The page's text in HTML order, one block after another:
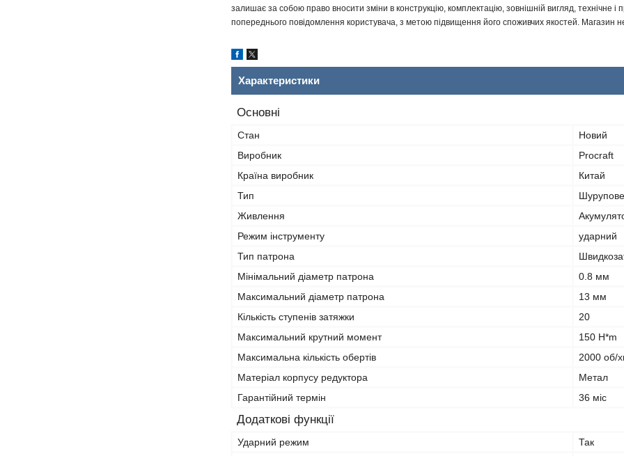
залишає за собою право вносити зміни в конструкцію, комплектацію, зовнішній вигляд, технічне
попереднього повідомлення користувача, з метою підвищення його споживчих якостей. Магазин
Характеристики
Основні
Стан
Новий
Виробник
Procraft
Країна виробник
Китай
Тип
Живлення
Режим інструменту
ударний
Тип патрона
Мінімальний діаметр патрона
0.8 мм
Максимальний діаметр патрона
13 мм
Кількість ступенів затяжки
20
Максимальний крутний момент
150 H*m
Максимальна кількість обертів
2000 об/
Матеріал корпусу редуктора
Метал
Гарантійний термін
36 міс
Додаткові функції
Ударний режим
Так